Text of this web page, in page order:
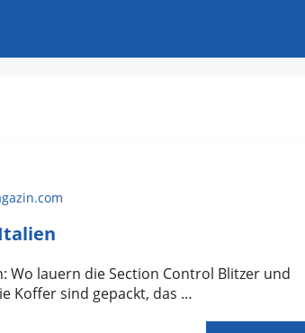
Wo lauern die Section Control Blitzer und
Koffer sind gepackt, das …